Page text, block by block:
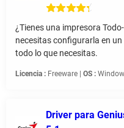
¿Tienes una impresora
necesitas configurarla en
todo lo que necesitas.
Licencia : Freeware | OS :
Driver para